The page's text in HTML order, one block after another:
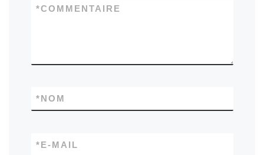
COMMENTAIRE
*
NOM
*
E-MAIL
*